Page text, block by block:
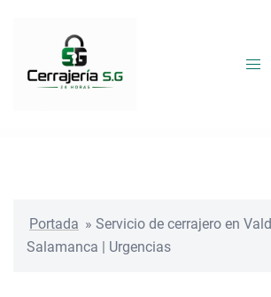
Portada » Servicio de cerrajero en
Salamanca | Urgencias